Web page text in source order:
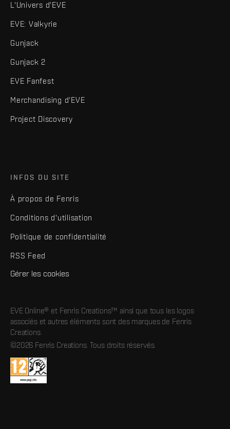
L'Univers d'EVE
EVE: Valkyrie
Gunjack
Gunjack 2
EVE Fanfest
Merchandising d'EVE
Project Discovery
INFOS DU SITE
À propos de Fenris
Conditions d'utilisation
Politique de confidentialité
RSS Feed
Gérer les cookies
EVE Online® et Fenris Creations™ ainsi que tous les logos
associés et autres éléments sont des marques de Fenris
Creations.
©2026 Fenris Creations. Tous droits réservés.